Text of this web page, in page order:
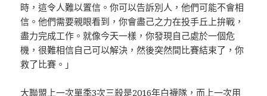
時，這令人難以置信。你可以告訴別人，他們可能不會相
信。他們需要親眼看到，你會盡己之力在投手丘上拚戰，
盡力完成工作。就像今天一樣，你發現自己處於一個危
機，很難相信自己可以解決，然後突然間比賽結束了，你
救了比賽。」
大聯盟上一次單季3次三殺是2016年白襪隊，而上一次用